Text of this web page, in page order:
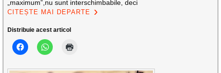
„maximum”,nu sunt interschimbabile, deci
CITEȘTE MAI DEPARTE
Distribuie acest articol